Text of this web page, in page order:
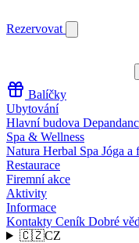
Rezervovat
Balíčky
Ubytování
Hlavní budova
Spa & Wellness
Natura Herbal Spa Jóga a
Restaurace
Firemní akce
Aktivity
Informace
Kontakty Ceník Dobré
🇨🇿CZ